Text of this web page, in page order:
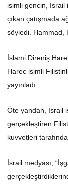
isimli gencin, İsrail
çıkan çatışmada
söyledi. Hammad,
İslami Direniş
Harec isimli
yayınladı.
Öte yandan, İsrail
gerçekleştiren
kuvvetleri
İsrail medyası,